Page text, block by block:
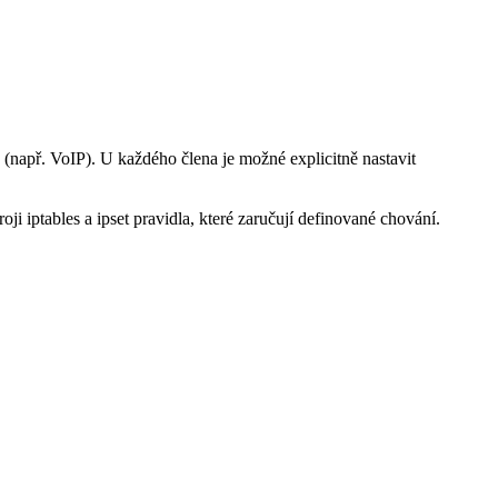
VoIP). U každého člena je možné explicitně nastavit
iptables a ipset pravidla, které zaručují definované chování.